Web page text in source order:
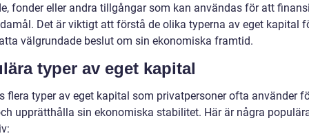
fonder eller andra tillgångar som kan användas för att
Det är viktigt att förstå de olika typerna av eget kapital
välgrundade beslut om sin ekonomiska framtid.
typer av eget kapital
flera typer av eget kapital som privatpersoner ofta använder
upprätthålla sin ekonomiska stabilitet. Här är några